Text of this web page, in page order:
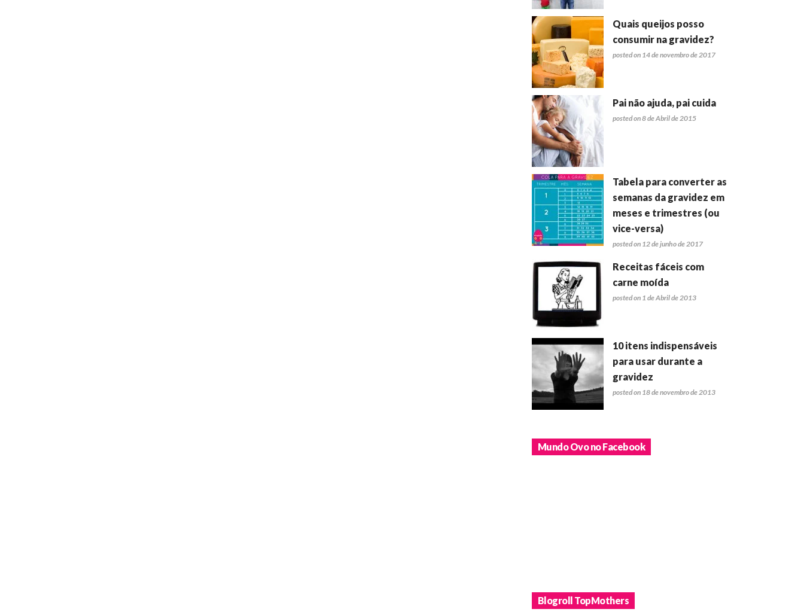
Quais queijos posso
consumir na gravidez?
posted on 14 de novembro de 2017
Pai não ajuda, pai cuida
posted on 8 de Abril de 2015
Tabela para converter as
semanas da gravidez em
meses e trimestres (ou
vice-versa)
posted on 12 de junho de 2017
Receitas fáceis com
carne moída
posted on 1 de Abril de 2013
10 itens indispensáveis
para usar durante a
gravidez
posted on 18 de novembro de 2013
Mundo Ovo no Facebook
Blogroll TopMothers